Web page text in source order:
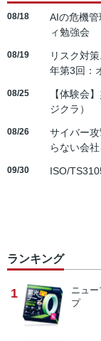
08/18
AIの危機
ィ勉強会
08/19
リスク対
年第3回：
08/25
【体験会
ジクラ）
08/26
サイバー
らない会
09/30 ISO/
ランキング
1 ニュ
プ